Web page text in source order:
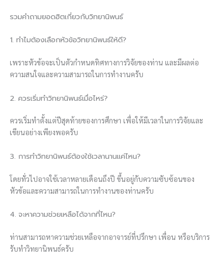
รวมคำถามยอดฮิตเกี่ยวกับวิทยานิพนธ์
1. ทำไมต้องเลือกหัวข้อวิทยานิพนธ์ให้ดี?
เพราะหัวข้อจะเป็นตัวกำหนดทิศทางการวิจัยของท่าน และมีผลต่อ
ความสนใจและความสามารถในการทำงานครับ
2. ควรเริ่มทำวิทยานิพนธ์เมื่อไหร่?
ควรเริ่มทำตั้งแต่ปีสุดท้ายของการศึกษา เพื่อให้มีเวลาในการวิจัยและ
เขียนอย่างเพียงพอครับ
3. การทำวิทยานิพนธ์ต้องใช้เวลานานแค่ไหน?
โดยทั่วไปอาจใช้เวลาหลายเดือนถึงปี ขึ้นอยู่กับความซับซ้อนของ
หัวข้อและความสามารถในการทำงานของท่านครับ
4. จะหาความช่วยเหลือได้จากที่ไหน?
ท่านสามารถหาความช่วยเหลือจากอาจารย์ที่ปรึกษา เพื่อน หรือบริการ
รับทำวิทยานิพนธ์ครับ